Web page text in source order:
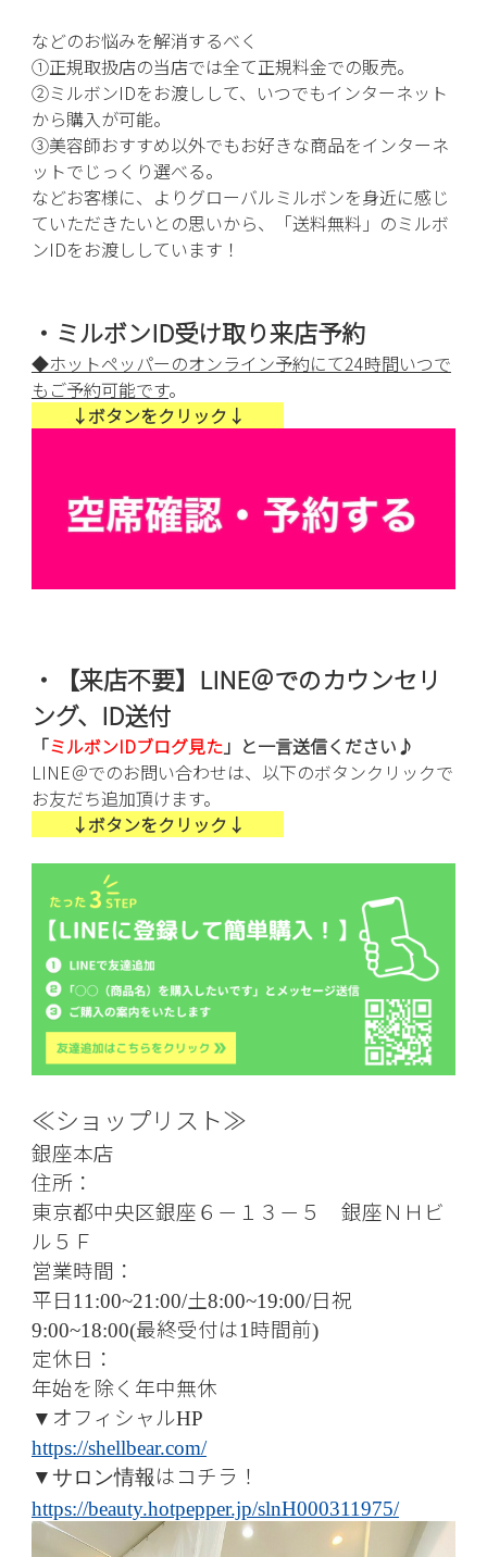
などのお悩みを解消するべく
①正規取扱店の当店では全て正規料金での販売。
②ミルボンIDをお渡しして、いつでもインターネット
から購入が可能。
③美容師おすすめ以外でもお好きな商品をインターネ
ットでじっくり選べる。
などお客様に、よりグローバルミルボンを身近に感じ
ていただきたいとの思いから、「送料無料」のミルボ
ンIDをお渡ししています！
・ミルボンID受け取り来店予約
◆ホットペッパーのオンライン予約にて24時間いつで
もご予約可能です。
↓ボタンをクリック↓
・【来店不要】 LINE＠でのカウンセリ
ング、ID送付
「ミルボンIDブログ見た」と一言送信ください♪
LINE＠でのお問い合わせは、以下のボタンクリックで
お友だち追加頂けます。
↓ボタンをクリック↓
≪ショップリスト≫
銀座本店
住所：
東京都中央区銀座６－１３－５ 銀座ＮＨビ
ル５Ｆ
営業時間：
平日11:00~21:00/土8:00~19:00/日祝
9:00~18:00(最終受付は1 時間前)
定休日：
年始を除く年中無休
▼ オフィシャルHP
https://shellbear.com/
▼サロン情報はコチラ！
https://beauty.hotpepper.jp/slnH000311975/